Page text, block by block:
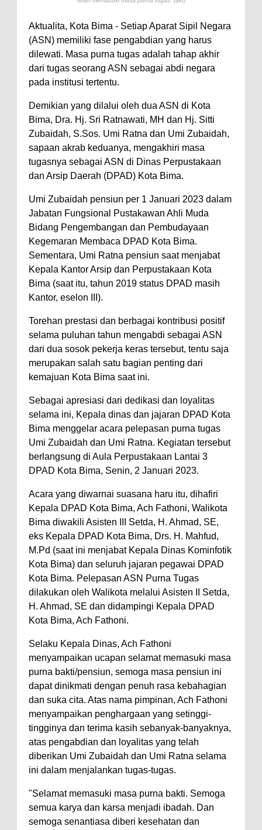
Perkuat Soliditas-Sinergi,
Kapolres Bima Silaturahmi ke
Kejari dan Kodim 1608
Nobar Piala Dunia Argentina vs
Inggris, Polres Bima Pererat
Silaturahmi dengan Masyarakat
Antusiasnya Warga dan Polisi
Nobar Bareng Laga Prancis vs
Spanyol di Mapolres Bima
Pembangunan RSUD Kota Bima,
Pastikan Pemindahan Layanan
Berjalan Bertahap
"Polisi Peduli" Satsamapta
Polres Bima Bantu Warga Padolo
Warga Tidak Layak Huni di
Kelurahan Oi Mbo, Dorong
Percepatan Bantuan BSPS
Konsultasikan Usulan Inpres
Jalan Daerah 2026 dan
Persiapan DAK 2027 ke BPJN
NTB
Wali Kota Tekankan Disiplin ASN
dan Penguatan Kolaborasi
Wali Kota Bima Hadiri Rakornas
Kelautan dan Perikanan
Pemkot Jawab Pandangan
Umum Fraksi DPRD terhadap
Raperda Pertanggungjawaban
Pelaksanaan APBD Kota Bima
Pimpin Upacara HUT
Bima: Jadikan Tugas Sebagai
Ibadah, Kepercayaan Rakyat
Landasan Utama
Kado HUT Bhayangkara Ke-80,
Kapolres Bima Pimpin Kenaikan
Pangkat 42 Personel
Bakti Sosial Bhayangkara Ke-80,
Satsamapta Polres Bima Bantu
Warga Dena Hadapi Krisis Air
Bersih
Polsek Bolo Bongkar Peredaran
Aktualita, Kota Bima - Setiap Aparat Sipil Negara
(ASN) memiliki fase pengabdian yang harus
dilewati. Masa purna tugas adalah tahap akhir
dari tugas seorang ASN sebagai abdi negara
pada institusi tertentu.
Demikian yang dilalui oleh dua ASN di Kota
Bima, Dra. Hj. Sri Ratnawati, MH dan Hj. Sitti
Zubaidah, S.Sos. Umi Ratna dan Umi Zubaidah,
sapaan akrab keduanya, mengakhiri masa
tugasnya sebagai ASN di Dinas Perpustakaan
dan Arsip Daerah (DPAD) Kota Bima.
Umi Zubaidah pensiun per 1 Januari 2023 dalam
Jabatan Fungsional Pustakawan Ahli Muda
Bidang Pengembangan dan Pembudayaan
Kegemaran Membaca DPAD Kota Bima.
Sementara, Umi Ratna pensiun saat menjabat
Kepala Kantor Arsip dan Perpustakaan Kota
Bima (saat itu, tahun 2019 status DPAD masih
Kantor, eselon III).
Torehan prestasi dan berbagai kontribusi positif
selama puluhan tahun mengabdi sebagai ASN
dari dua sosok pekerja keras tersebut, tentu saja
merupakan salah satu bagian penting dari
kemajuan Kota Bima saat ini.
Sebagai apresiasi dari dedikasi dan loyalitas
selama ini, Kepala dinas dan jajaran DPAD Kota
Bima menggelar acara pelepasan purna tugas
Umi Zubaidah dan Umi Ratna. Kegiatan tersebut
berlangsung di Aula Perpustakaan Lantai 3
DPAD Kota Bima, Senin, 2 Januari 2023.
Acara yang diwarnai suasana haru itu, dihafiri
Kepala DPAD Kota Bima, Ach Fathoni, Walikota
Bima diwakili Asisten III Setda, H. Ahmad, SE,
eks Kepala DPAD Kota Bima, Drs. H. Mahfud,
M.Pd (saat ini menjabat Kepala Dinas Kominfotik
Kota Bima) dan seluruh jajaran pegawai DPAD
Kota Bima. Pelepasan ASN Purna Tugas
dilakukan oleh Walikota melalui Asisten II Setda,
H. Ahmad, SE dan didampingi Kepala DPAD
Kota Bima, Ach Fathoni.
Selaku Kepala Dinas, Ach Fathoni
menyampaikan ucapan selamat memasuki masa
purna bakti/pensiun, semoga masa pensiun ini
dapat dinikmati dengan penuh rasa kebahagian
dan suka cita. Atas nama pimpinan, Ach Fathoni
menyampaikan penghargaan yang setinggi-
tingginya dan terima kasih sebanyak-banyaknya,
atas pengabdian dan loyalitas yang telah
diberikan Umi Zubaidah dan Umi Ratna selama
ini dalam menjalankan tugas-tugas.
"Selamat memasuki masa purna bakti. Semoga
semua karya dan karsa menjadi ibadah. Dan
semoga senantiasa diberi kesehatan dan